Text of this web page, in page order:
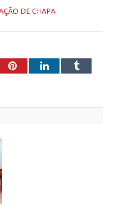
DE CHAPA
PinterestLinkedInTumblr